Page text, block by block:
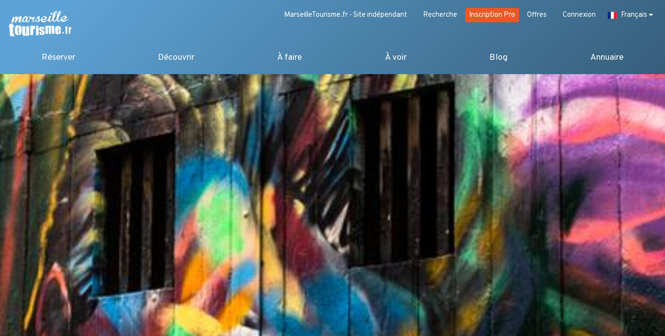
MarseilleTourisme.fr - Site indépendant Recherche Inscription Pro Offres Connexion Français
Réserver Découvrir À faire À voir Blog Annuaire